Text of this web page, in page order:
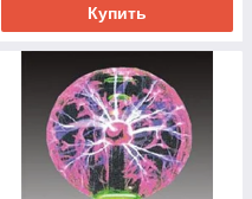
Купить